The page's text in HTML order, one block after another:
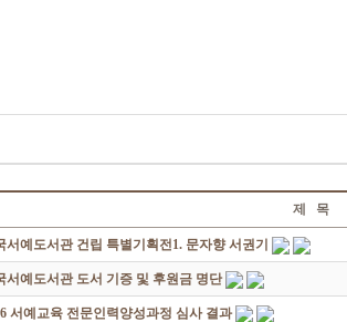
제 목
서예도서관 건립 특별기획전1. 문자향 서권기
서예도서관 도서 기증 및 후원금 명단
서예교육 전문인력양성과정 심사 결과